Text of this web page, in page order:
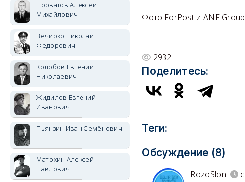
Фото ForPost и ANF Group
2932
Поделитесь:
Теги:
Обсуждение (8)
RozoSlon
Порватов Алексей
Михайлович
Вечирко Николай
Федорович
Колобов Евгений
Николаевич
Жидилов Евгений
Иванович
Пьянзин Иван Семёнович
Матюхин Алексей
Павлович